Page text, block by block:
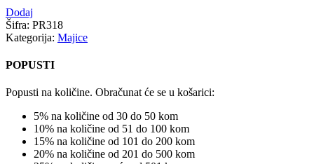
Dodaj
Šifra: PR318
Kategorija: Majice
POPUSTI
Popusti na količine. Obračunat će se u košarici:
5% na količine od 30 do 50 kom
10% na količine od 51 do 100 kom
15% na količine od 101 do 200 kom
20% na količine od 201 do 500 kom